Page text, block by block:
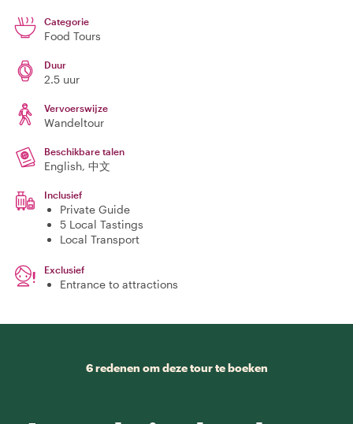
Categorie
Food Tours
Duur
2.5 uur
Vervoerswijze
Wandeltour
Beschikbare talen
English, 中文
Inclusief
Private Guide
5 Local Tastings
Local Transport
Exclusief
Entrance to attractions
6 redenen om deze tour te boeken